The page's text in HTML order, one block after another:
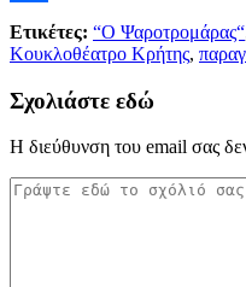
Μοιραστείτε
Ετικέτες: “Ο Ψαροτρομάρας“
Κουκλοθέατρο Κρήτης,
Σχολιάστε εδώ
Η διεύθυνση του email σας